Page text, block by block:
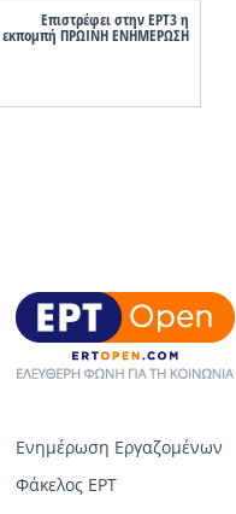
Επιστρέφει στην ΕΡΤ3 η
εκπομπή ΠΡΩΙΝΗ ΕΝΗΜΕΡΩΣΗ
Ενημέρωση Εργαζομένων
Φάκελος ΕΡΤ